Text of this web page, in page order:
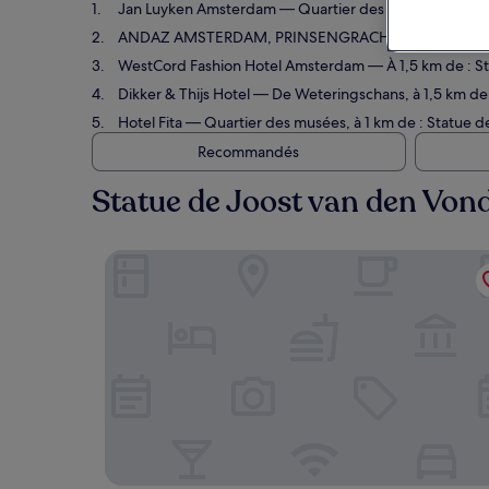
Jan Luyken Amsterdam— Quartier des musées, à 1,1
ANDAZ AMSTERDAM, PRINSENGRACHT, BY HYATT
WestCord Fashion Hotel Amsterdam— À 1,5 km de :
Dikker & Thijs Hotel— De Weteringschans, à 1,5 km
Hotel Fita— Quartier des musées, à 1 km de : Statue
Recommandés
Statue de Joost van den